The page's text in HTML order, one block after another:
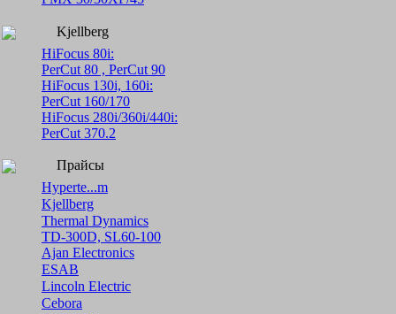
Kjellberg
HiFocus 80i:
PerCut 80 , PerCut 90
HiFocus 130i, 160i:
PerCut 160/170
HiFocus 280i/360i/440i:
PerCut 370.2
Прайсы
Hyperte...m
Kjellberg
Thermal Dynamics
TD-300D, SL60-100
Ajan Electronics
ESAB
Lincoln Electric
Cebora